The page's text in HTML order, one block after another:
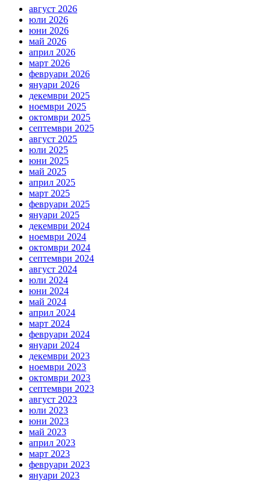
август 2026
юли 2026
юни 2026
май 2026
април 2026
март 2026
февруари 2026
януари 2026
декември 2025
ноември 2025
октомври 2025
септември 2025
август 2025
юли 2025
юни 2025
май 2025
април 2025
март 2025
февруари 2025
януари 2025
декември 2024
ноември 2024
октомври 2024
септември 2024
август 2024
юли 2024
юни 2024
май 2024
април 2024
март 2024
февруари 2024
януари 2024
декември 2023
ноември 2023
октомври 2023
септември 2023
август 2023
юли 2023
юни 2023
май 2023
април 2023
март 2023
февруари 2023
януари 2023